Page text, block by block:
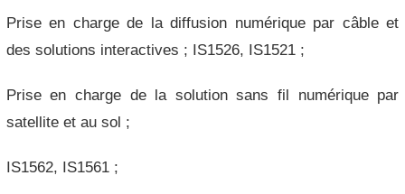
Prise en charge de la diffusion numérique par câble et
des solutions interactives ; IS1526, IS1521 ;
Prise en charge de la solution sans fil numérique par
satellite et au sol ;
IS1562, IS1561 ;